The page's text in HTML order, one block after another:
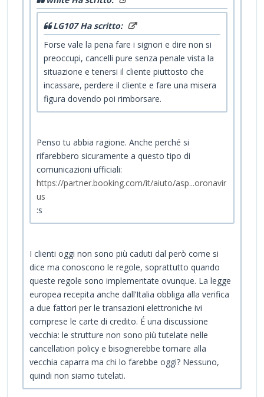
LG107 Ha scritto:
Forse vale la pena fare i signori e dire non si
preoccupi, cancelli pure senza penale vista la
situazione e tenersi il cliente piuttosto che
incassare, perdere il cliente e fare una misera
figura dovendo poi rimborsare.
Penso tu abbia ragione. Anche perché si
rifarebbero sicuramente a questo tipo di
comunicazioni ufficiali:
https://partner.booking.com/it/aiuto/asp...oronavir
us
:s
I clienti oggi non sono più caduti dal però come si
dice ma conoscono le regole, soprattutto quando
queste regole sono implementate ovunque. La legge
europea recepita anche dall’Italia obbliga alla verifica
a due fattori per le transazioni elettroniche ivi
comprese le carte di credito. É una discussione
vecchia: le strutture non sono più tutelate nelle
cancellation policy e bisognerebbe tornare alla
vecchia caparra ma chi lo farebbe oggi? Nessuno,
quindi non siamo tutelati.